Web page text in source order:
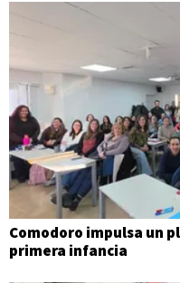
Comodoro impulsa un
primera infancia